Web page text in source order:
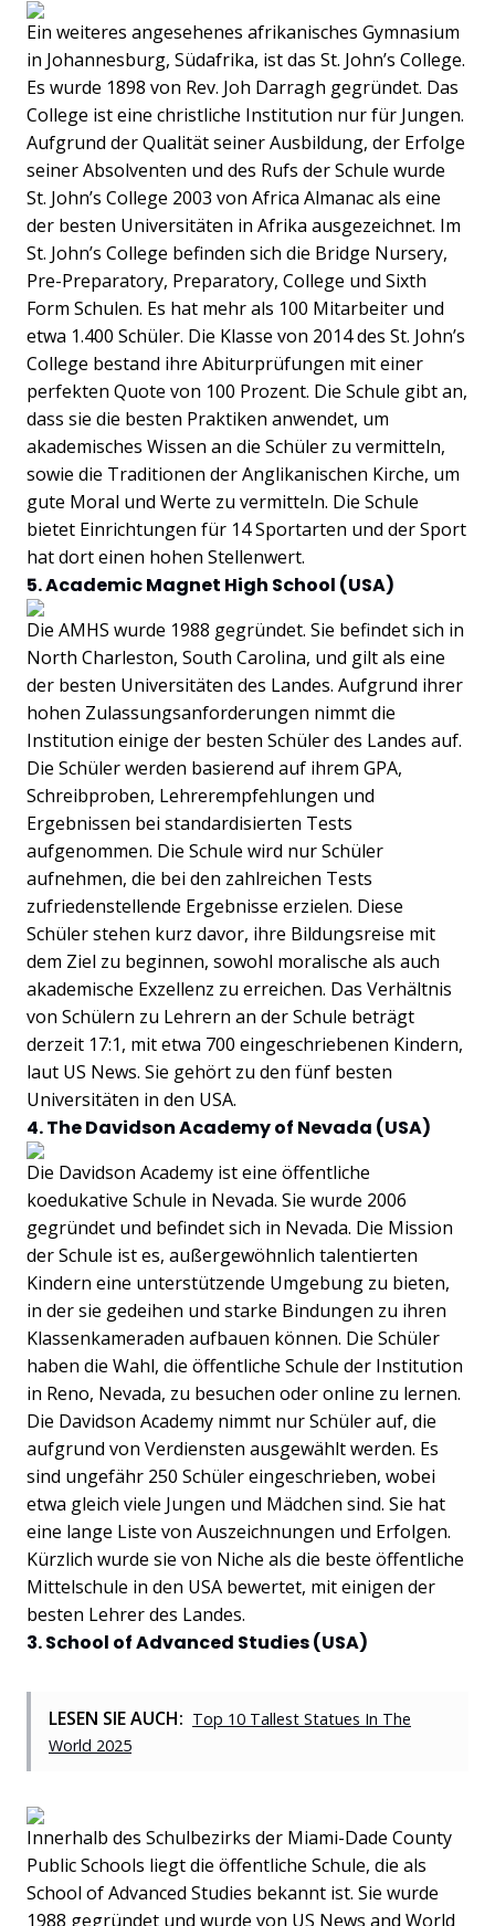
Ein weiteres angesehenes afrikanisches Gymnasium
in Johannesburg, Südafrika, ist das St. John’s College.
Es wurde 1898 von Rev. Joh Darragh gegründet. Das
College ist eine christliche Institution nur für Jungen.
Aufgrund der Qualität seiner Ausbildung, der Erfolge
seiner Absolventen und des Rufs der Schule wurde
St. John’s College 2003 von Africa Almanac als eine
der besten Universitäten in Afrika ausgezeichnet. Im
St. John’s College befinden sich die Bridge Nursery,
Pre-Preparatory, Preparatory, College und Sixth
Form Schulen. Es hat mehr als 100 Mitarbeiter und
etwa 1.400 Schüler. Die Klasse von 2014 des St. John’s
College bestand ihre Abiturprüfungen mit einer
perfekten Quote von 100 Prozent. Die Schule gibt an,
dass sie die besten Praktiken anwendet, um
akademisches Wissen an die Schüler zu vermitteln,
sowie die Traditionen der Anglikanischen Kirche, um
gute Moral und Werte zu vermitteln. Die Schule
bietet Einrichtungen für 14 Sportarten und der Sport
hat dort einen hohen Stellenwert.
5. Academic Magnet High School (USA)
Die AMHS wurde 1988 gegründet. Sie befindet sich in
North Charleston, South Carolina, und gilt als eine
der besten Universitäten des Landes. Aufgrund ihrer
hohen Zulassungsanforderungen nimmt die
Institution einige der besten Schüler des Landes auf.
Die Schüler werden basierend auf ihrem GPA,
Schreibproben, Lehrerempfehlungen und
Ergebnissen bei standardisierten Tests
aufgenommen. Die Schule wird nur Schüler
aufnehmen, die bei den zahlreichen Tests
zufriedenstellende Ergebnisse erzielen. Diese
Schüler stehen kurz davor, ihre Bildungsreise mit
dem Ziel zu beginnen, sowohl moralische als auch
akademische Exzellenz zu erreichen. Das Verhältnis
von Schülern zu Lehrern an der Schule beträgt
derzeit 17:1, mit etwa 700 eingeschriebenen Kindern,
laut US News. Sie gehört zu den fünf besten
Universitäten in den USA.
4. The Davidson Academy of Nevada (USA)
Die Davidson Academy ist eine öffentliche
koedukative Schule in Nevada. Sie wurde 2006
gegründet und befindet sich in Nevada. Die Mission
der Schule ist es, außergewöhnlich talentierten
Kindern eine unterstützende Umgebung zu bieten,
in der sie gedeihen und starke Bindungen zu ihren
Klassenkameraden aufbauen können. Die Schüler
haben die Wahl, die öffentliche Schule der Institution
in Reno, Nevada, zu besuchen oder online zu lernen.
Die Davidson Academy nimmt nur Schüler auf, die
aufgrund von Verdiensten ausgewählt werden. Es
sind ungefähr 250 Schüler eingeschrieben, wobei
etwa gleich viele Jungen und Mädchen sind. Sie hat
eine lange Liste von Auszeichnungen und Erfolgen.
Kürzlich wurde sie von Niche als die beste öffentliche
Mittelschule in den USA bewertet, mit einigen der
besten Lehrer des Landes.
3. School of Advanced Studies (USA)
LESEN SIE AUCH: Top 10 Tallest Statues In The
World 2025
Innerhalb des Schulbezirks der Miami-Dade County
Public Schools liegt die öffentliche Schule, die als
School of Advanced Studies bekannt ist. Sie wurde
1988 gegründet und wurde von US News and World